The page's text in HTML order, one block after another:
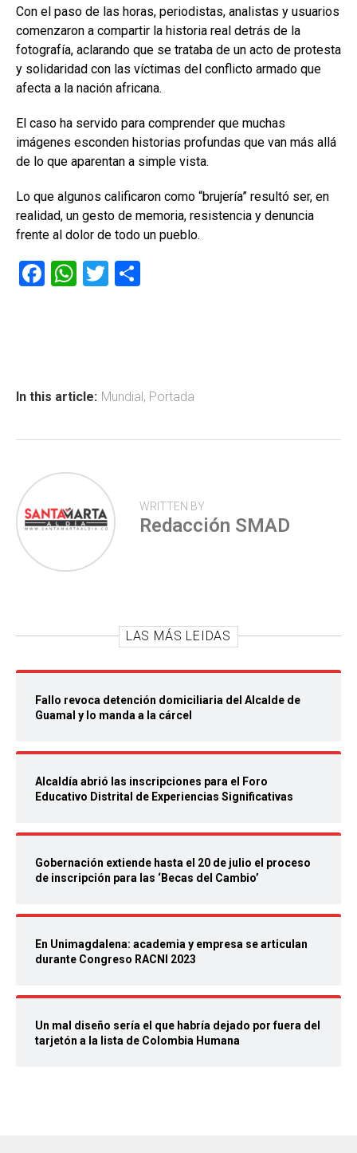
Con el paso de las horas, periodistas, analistas y usuarios
comenzaron a compartir la historia real detrás de la
fotografía, aclarando que se trataba de un acto de protesta
y solidaridad con las víctimas del conflicto armado que
afecta a la nación africana.
El caso ha servido para comprender que muchas
imágenes esconden historias profundas que van más allá
de lo que aparentan a simple vista.
Lo que algunos calificaron como “brujería” resultó ser, en
realidad, un gesto de memoria, resistencia y denuncia
frente al dolor de todo un pueblo.
F
ok
W
p
T
tir
In this article: Mundial, Portada
WRITTEN BY
Redacción SMAD
LAS MÁS LEIDAS
Fallo revoca detención domiciliaria del Alcalde de
Guamal y lo manda a la cárcel
Alcaldía abrió las inscripciones para el Foro
Educativo Distrital de Experiencias Significativas
Gobernación extiende hasta el 20 de julio el proceso
de inscripción para las ‘Becas del Cambio’
En Unimagdalena: academia y empresa se articulan
durante Congreso RACNI 2023
Un mal diseño sería el que habría dejado por fuera del
tarjetón a la lista de Colombia Humana